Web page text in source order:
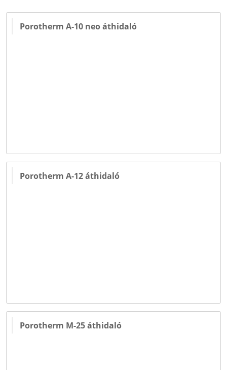
Porotherm A-10 neo áthidaló
Porotherm A-12 áthidaló
Porotherm M-25 áthidaló